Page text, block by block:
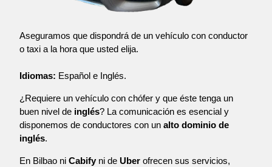
Aseguramos que dispondrá de un vehículo con conductor
o taxi a la hora que usted elija.
Idiomas: Español e Inglés.
¿Requiere un vehículo con chófer y que éste tenga un
buen nivel de inglés? La comunicación es esencial y
disponemos de conductores con un alto dominio de
inglés.
En Bilbao ni Cabify ni de Uber ofrecen sus servicios,